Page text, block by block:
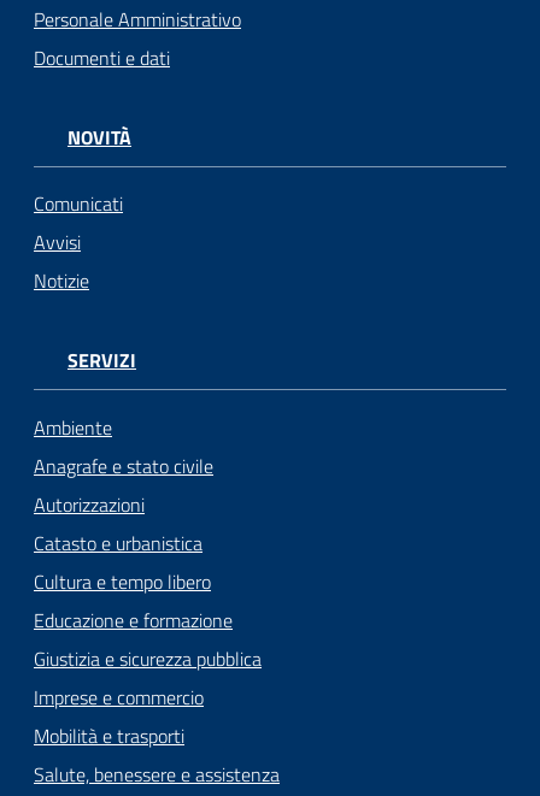
Personale Amministrativo
Documenti e dati
NOVITÀ
Comunicati
Avvisi
Notizie
SERVIZI
Ambiente
Anagrafe e stato civile
Autorizzazioni
Catasto e urbanistica
Cultura e tempo libero
Educazione e formazione
Giustizia e sicurezza pubblica
Imprese e commercio
Mobilità e trasporti
Salute, benessere e assistenza